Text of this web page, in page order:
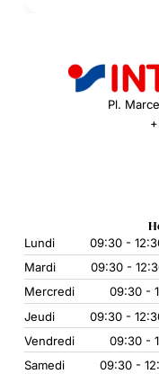
Pl.
Lundi 09:30 -
Mardi
09:30 -
Mercredi
09:30 -
Jeudi
09:30 -
Vendredi
09:30 -
Samedi
09:30 -